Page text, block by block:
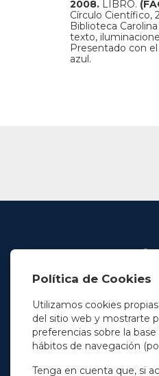
2008. LIBRO.
Círculo Científico,
Biblioteca
texto,
Presentado con
azul.
En Madrid
info@soleryllach.com
En Barcelona
Beethoven 13
+34 93 201 87 33
Política de Cookies
Utilizamos cookies
del sitio web y mostrarte
preferencias sobre la
hábitos de navegación
Tenga en cuenta que, si